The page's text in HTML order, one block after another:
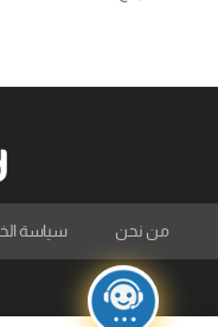
من نحن سياسة